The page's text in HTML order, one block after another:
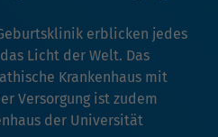
erblicken jedes
Licht der Welt. Das
Krankenhaus mit
Versorgung ist zudem
der Universität